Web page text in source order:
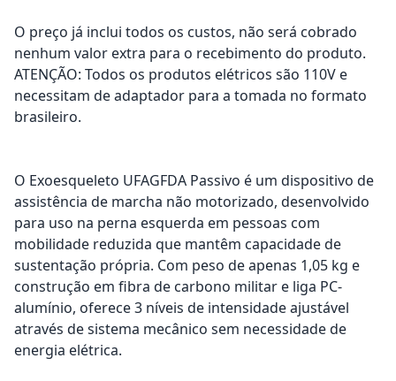
O preço já inclui todos os custos, não será cobrado
nenhum valor extra para o recebimento do produto.
ATENÇÃO: Todos os produtos elétricos são 110V e
necessitam de adaptador para a tomada no formato
brasileiro.
O Exoesqueleto UFAGFDA Passivo é um dispositivo de
assistência de marcha não motorizado, desenvolvido
para uso na perna esquerda em pessoas com
mobilidade reduzida que mantêm capacidade de
sustentação própria. Com peso de apenas 1,05 kg e
construção em fibra de carbono militar e liga PC-
alumínio, oferece 3 níveis de intensidade ajustável
através de sistema mecânico sem necessidade de
energia elétrica.